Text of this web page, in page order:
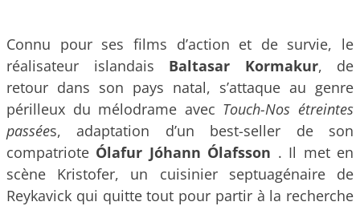
Connu pour ses films d’action et de survie, le
réalisateur islandais Baltasar Kormakur, de
retour dans son pays natal, s’attaque au genre
périlleux du mélodrame avec Touch-Nos étreintes
passées, adaptation d’un best-seller de son
compatriote Ólafur Jóhann Ólafsson . Il met en
scène Kristofer, un cuisinier septuagénaire de
Reykavick qui quitte tout pour partir à la recherche